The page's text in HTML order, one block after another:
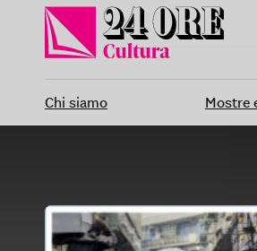
contenuto
Chi siamo Mostre